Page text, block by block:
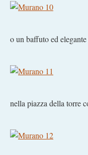
o un baffuto ed
nella piazza della torre